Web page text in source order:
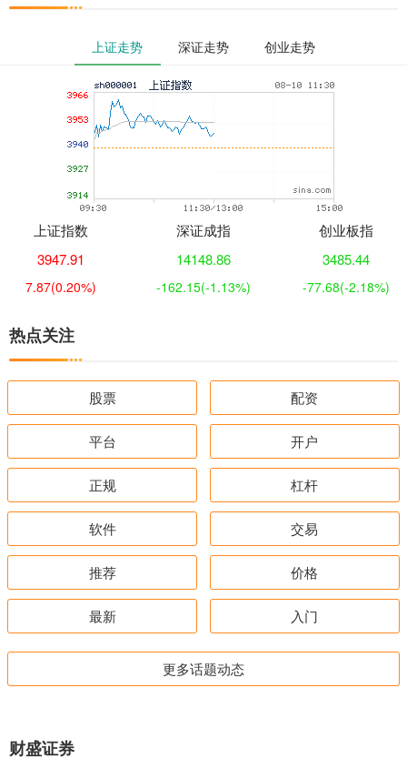
上证走势 深证走势 创业走势
上证指数
3947.91
7.87(0.20%)
深证成指
14148.86
-162.15(-1.13%)
创业板指
3485.44
-77.68(-2.18%)
热点关注
股票 配资
平台 开户
正规 杠杆
软件 交易
推荐 价格
最新 入门
更多话题动态
财盛证券